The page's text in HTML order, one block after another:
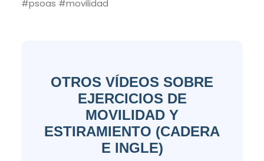
#psoas #movilidad
OTROS VÍDEOS SOBRE
EJERCICIOS DE
MOVILIDAD Y
ESTIRAMIENTO (CADERA
E INGLE)